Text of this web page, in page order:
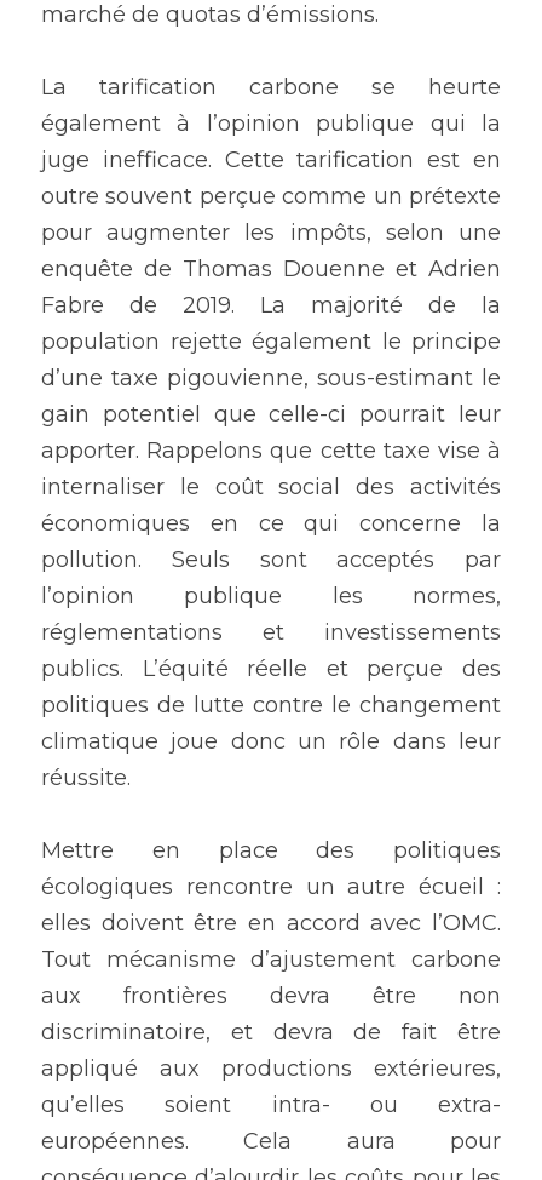
marché de quotas d’émissions.
La tarification carbone se heurte
également à l’opinion publique qui la
juge inefficace. Cette tarification est en
outre souvent perçue comme un prétexte
pour augmenter les impôts, selon une
enquête de Thomas Douenne et Adrien
Fabre de 2019. La majorité de la
population rejette également le principe
d’une taxe pigouvienne, sous-estimant le
gain potentiel que celle-ci pourrait leur
apporter. Rappelons que cette taxe vise à
internaliser le coût social des activités
économiques en ce qui concerne la
pollution. Seuls sont acceptés par
l’opinion publique les normes,
réglementations et investissements
publics. L’équité réelle et perçue des
politiques de lutte contre le changement
climatique joue donc un rôle dans leur
réussite.
Mettre en place des politiques
écologiques rencontre un autre écueil :
elles doivent être en accord avec l’OMC.
Tout mécanisme d’ajustement carbone
aux frontières devra être non
discriminatoire, et devra de fait être
appliqué aux productions extérieures,
qu’elles soient intra- ou extra-
européennes. Cela aura pour